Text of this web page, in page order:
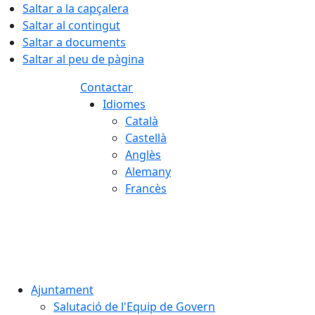
Saltar a la capçalera
Saltar al contingut
Saltar a documents
Saltar al peu de pàgina
Contactar
Idiomes
Català
Castellà
Anglès
Alemany
Francès
Ajuntament
Salutació de l'Equip de Govern